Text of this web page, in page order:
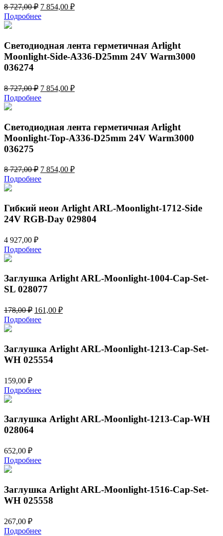
8 727,00₽ Первоначальная
цена
составляла
727,00 ₽.
7 854,00 ₽Текущая
Подробнее
Светодиодная лента герметичная Arlight
Moonlight-Side-A336-D25mm 24V Warm3000
036274
8 727,00₽ Первоначальная
цена
составляла
7 854,00 ₽Текущая
Подробнее
Светодиодная лента герметичная Arlight
Moonlight-Top-A336-D25mm 24V Warm3000
036275
8 727,00₽ Первоначальная
цена
составляла
727,00 ₽.
7 854,00 ₽Текущая
Подробнее
Гибкий неон Arlight ARL-Moonlight-1712-Side
24V RGB-Day 029804
4 927,00 ₽
Подробнее
Заглушка Arlight ARL-Moonlight-1004-Cap-Set-
SL 028077
178,00₽ Первоначальная
цена
составляла
161,00 ₽Текущая
Подробнее
Заглушка Arlight ARL-Moonlight-1213-Cap-Set-
WH 025554
159,00 ₽
Подробнее
Заглушка Arlight ARL-Moonlight-1213-Cap-WH
028064
652,00 ₽
Подробнее
Заглушка Arlight ARL-Moonlight-1516-Cap-Set-
WH 025558
267,00 ₽
Подробнее